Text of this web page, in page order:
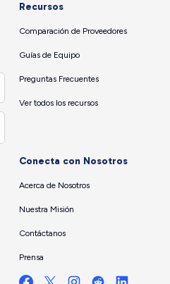
Recursos
Comparación de Proveedores
Guías de Equipo
Preguntas Frecuentes
Ver todos los recursos
Conecta con Nosotros
Acerca de Nosotros
Nuestra Misión
Contáctanos
Prensa